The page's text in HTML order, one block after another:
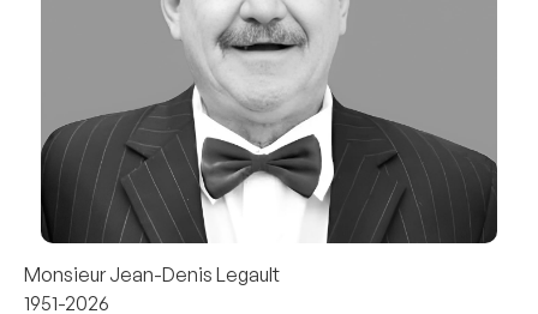
Monsieur Jean-Denis Legault
1951-2026